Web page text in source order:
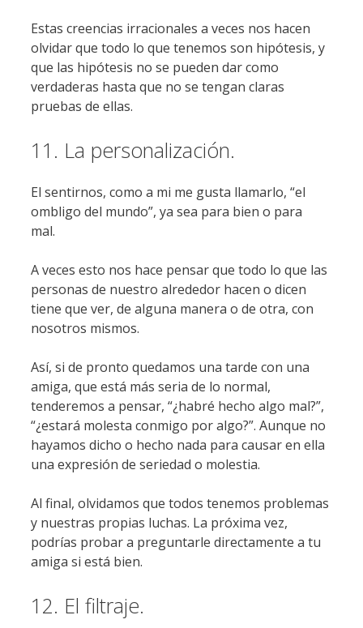
Estas creencias irracionales a veces nos hacen
olvidar que todo lo que tenemos son hipótesis, y
que las hipótesis no se pueden dar como
verdaderas hasta que no se tengan claras
pruebas de ellas.
11. La personalización.
El sentirnos, como a mi me gusta llamarlo, “el
ombligo del mundo”, ya sea para bien o para
mal.
A veces esto nos hace pensar que todo lo que las
personas de nuestro alrededor hacen o dicen
tiene que ver, de alguna manera o de otra, con
nosotros mismos.
Así, si de pronto quedamos una tarde con una
amiga, que está más seria de lo normal,
tenderemos a pensar, “¿habré hecho algo mal?”,
“¿estará molesta conmigo por algo?”. Aunque no
hayamos dicho o hecho nada para causar en ella
una expresión de seriedad o molestia.
Al final, olvidamos que todos tenemos problemas
y nuestras propias luchas. La próxima vez,
podrías probar a preguntarle directamente a tu
amiga si está bien.
12. El filtraje.